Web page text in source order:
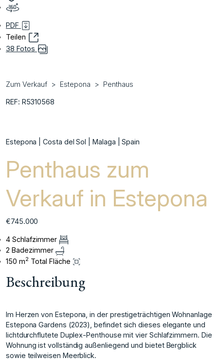
PDF
Teilen
38 Fotos
Zum Verkauf Estepona Penthaus
REF: R5310568
Estepona | Costa del Sol | Malaga | Spain
Penthaus zum
Verkauf in Estepona
€745.000
4 Schlafzimmer
2 Badezimmer
150 m2 Total Fläche
Beschreibung
Im Herzen von Estepona, in der prestigeträchtigen Wohnanlage
Estepona Gardens (2023), befindet sich dieses elegante und
lichtdurchflutete Duplex-Penthouse mit vier Schlafzimmern. Die
Wohnung ist vollständig außenliegend und bietet Bergblick
sowie teilweisen Meerblick.